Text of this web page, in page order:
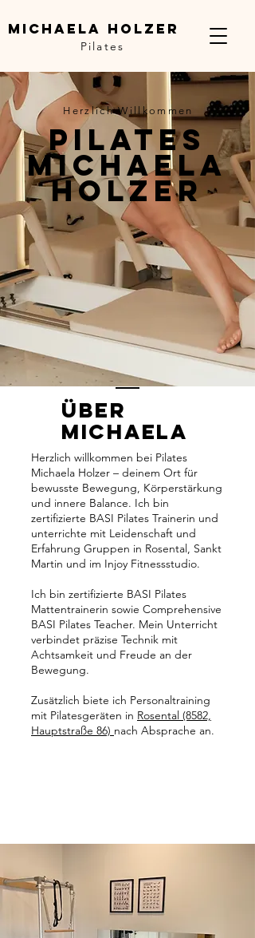
Michaela Holzer
Pilates
Herzlich Willkommen
Pilates
Michaela
Holzer
über
michaela
Herzlich willkommen bei Pilates
Michaela Holzer – deinem Ort für
bewusste Bewegung, Körperstärkung
und innere Balance. Ich bin
zertifizierte BASI Pilates Trainerin und
unterrichte mit Leidenschaft und
Erfahrung Gruppen in Rosental, Sankt
Martin und im Injoy Fitnessstudio.
Ich bin zertifizierte BASI Pilates
Mattentrainerin sowie Comprehensive
BASI Pilates Teacher. Mein Unterricht
verbindet präzise Technik mit
Achtsamkeit und Freude an der
Bewegung.
Zusätzlich biete ich Personaltraining
mit Pilatesgeräten in Rosental (8582,
Hauptstraße 86) nach Absprache an.